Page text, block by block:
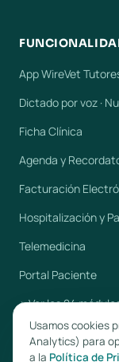
App WireVet
Dictado por voz ·
Ficha Clínica
Agenda y
Facturación
Hospitalización y
Telemedicina
Portal Paciente
› Ver los 24
Usamos cookies
Analytics) para
a la Política de